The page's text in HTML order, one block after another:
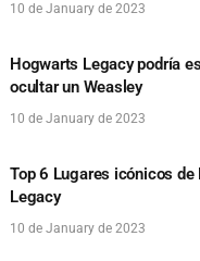
10 de January de 2023
Hogwarts Legacy podría
ocultar un Weasley
10 de January de 2023
Top 6 Lugares icónicos de
Legacy
10 de January de 2023